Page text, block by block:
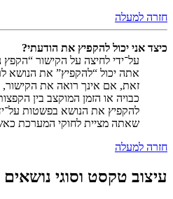
חזרה למעלה
כיצד אני יכול להקפיץ את הודעתי?
על־ידי לחיצה על הקישור
אתה יכול “להקפיץ” את הנושא
זאת, אם אינך רואה את הקישור,
כבויה או הזמן המוקצב בין
להקפיץ את הנושא בפשטות
שאתה מציית לחוקי המערכת
חזרה למעלה
עיצוב טקסט וסוגי נושאים